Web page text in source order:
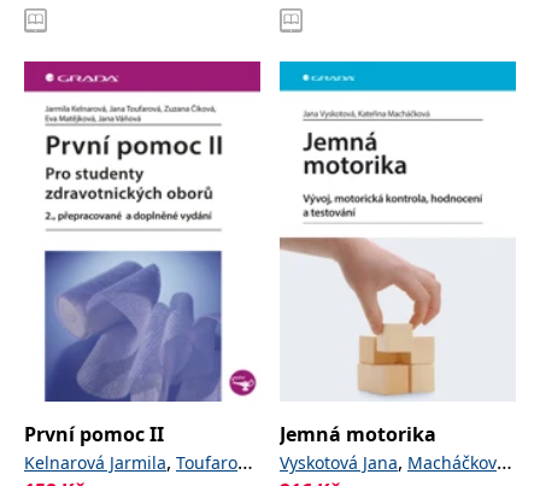
První pomoc II
Kelnarová Jarmila, Toufarová
Jemná motorika
Vyskotová Jana, Macháčková